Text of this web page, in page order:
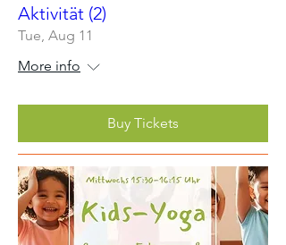
Aktivität (2)
Tue, Aug 11
More info
Buy Tickets